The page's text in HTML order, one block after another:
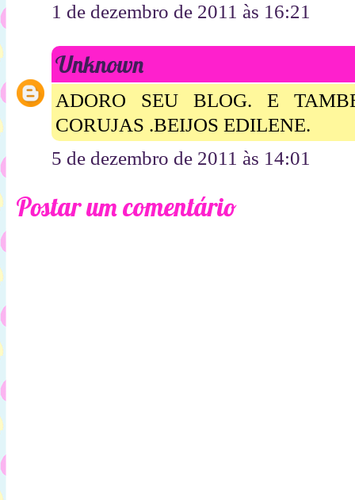
1 de dezembro de 2011 às 16:21
Unknown
ADORO SEU BLOG. E
CORUJAS .BEIJOS EDILENE.
5 de dezembro de 2011 às 14:01
Postar um comentário